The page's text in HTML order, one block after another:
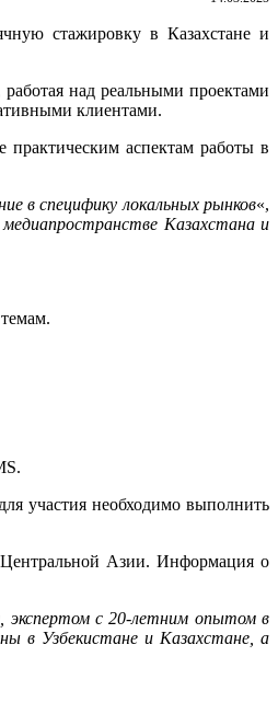
стажировку в Казахстане и
над реальными проектами
клиентами.
практическим аспектам работы в
в специфику локальных рынков«,
Казахстана и
участия необходимо выполнить
Центральной Азии. Информация о
экспертом с 20-летним опытом в
в Узбекистане и Казахстане, а